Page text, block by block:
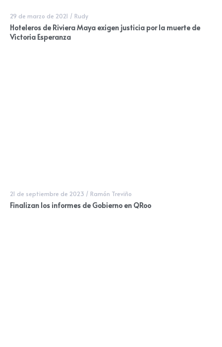
29 de marzo de 2021 / Rudy
Hoteleros de Riviera Maya exigen justicia por la muerte de
Victoria Esperanza
21 de septiembre de 2023 / Ramón Treviño
Finalizan los informes de Gobierno en QRoo